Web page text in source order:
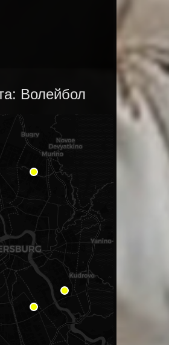
Волейбол